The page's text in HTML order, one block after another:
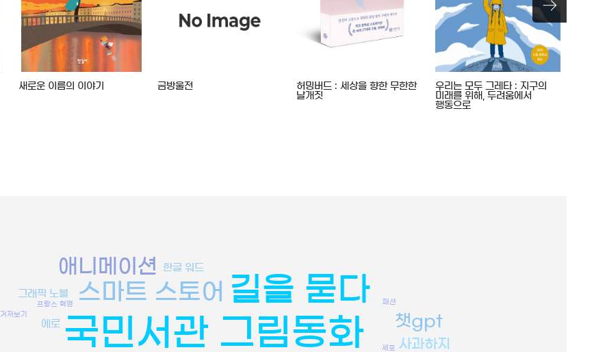
새로운 이름의 이야기 금방울전
허밍버드 : 세상을 향한 무한한
날개짓
우리는 모두 그레타 : 지구의
미래를 위해, 두려움에서
행동으로
국민서관 그림동화
길을 묻다
스마트 스토어
애니메이션
챗gpt
사과하지
한글 워드
에로
그래픽 노블
세포
프랑스 혁명
패션
거저보기